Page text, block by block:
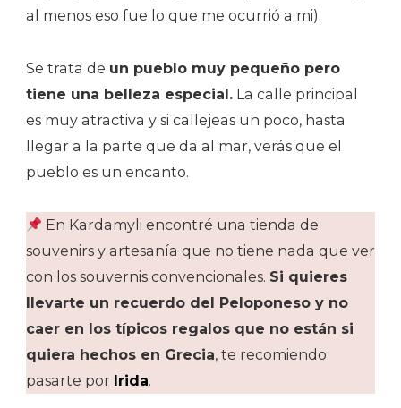
al menos eso fue lo que me ocurrió a mi).
Se trata de un pueblo muy pequeño pero
tiene una belleza especial. La calle principal
es muy atractiva y si callejeas un poco, hasta
llegar a la parte que da al mar, verás que el
pueblo es un encanto.
En Kardamyli encontré una tienda de
souvenirs y artesanía que no tiene nada que ver
con los souvernis convencionales. Si quieres
llevarte un recuerdo del Peloponeso y no
caer en los típicos regalos que no están si
quiera hechos en Grecia, te recomiendo
pasarte por Irida.